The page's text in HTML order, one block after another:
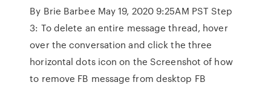
By Brie Barbee May 19, 2020 9:25AM PST Step
3: To delete an entire message thread, hover
over the conversation and click the three
horizontal dots icon on the Screenshot of how
to remove FB message from desktop FB